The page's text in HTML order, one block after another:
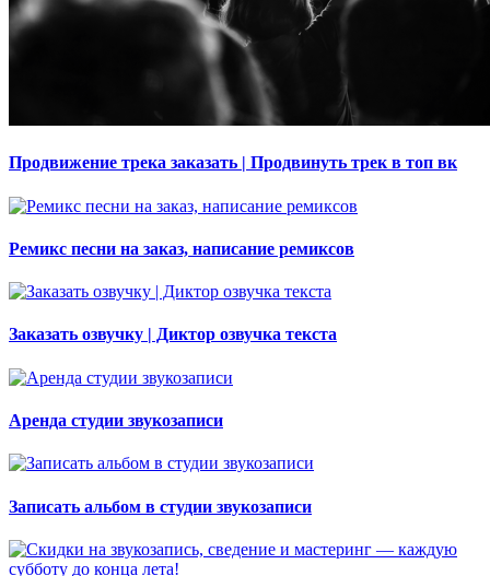
Продвижение трека заказать | Продвинуть трек в топ вк
Ремикс песни на заказ, написание ремиксов
Заказать озвучку | Диктор озвучка текста
Аренда студии звукозаписи
Записать альбом в студии звукозаписи